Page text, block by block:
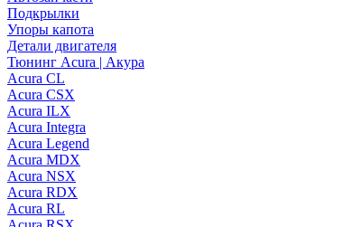
Подкрылки
Упоры капота
Детали двигателя
Тюнинг Acura | Акура
Acura CL
Acura CSX
Acura ILX
Acura Integra
Acura Legend
Acura MDX
Acura NSX
Acura RDX
Acura RL